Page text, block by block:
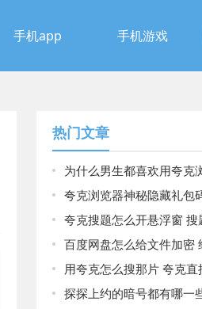
手机app 手机游戏
热门文章